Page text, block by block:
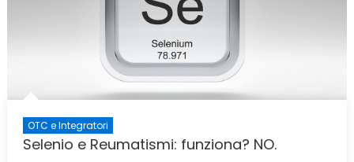
OTC e Integratori
Selenio e Reumatismi: funziona? NO.